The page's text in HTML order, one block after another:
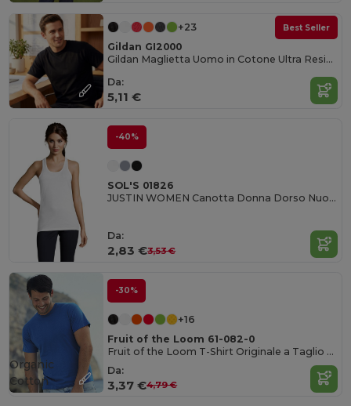
Best Seller
+23
Gildan GI2000
Gildan Maglietta Uomo in Cotone Ultra Resistente
Da:
5,11 €
-40%
SOL'S 01826
JUSTIN WOMEN Canotta Donna Dorso Nuoto
Da:
2,83 €3,53 €
-30%
+16
Fruit of the Loom 61-082-0
Fruit of the Loom T-Shirt Originale a Taglio Completo in Cotone Belcoro
Da:
3,37 €4,79 €
Organic
Cotton